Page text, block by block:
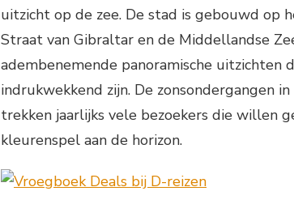
uitzicht op de zee. De stad is gebouwd op
Straat van Gibraltar en de Middellandse
adembenemende panoramische uitzichten
indrukwekkend zijn. De zonsondergangen
trekken jaarlijks vele bezoekers die willen
kleurenspel aan de horizon.